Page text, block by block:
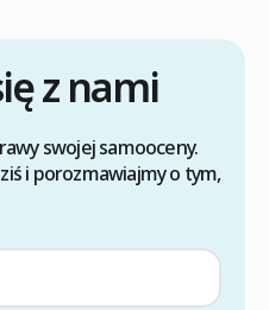
z nami
swojej samooceny.
i porozmawiajmy o tym,